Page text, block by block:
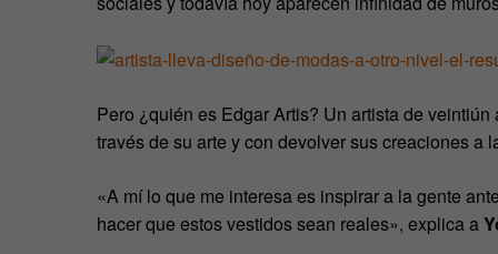
Pero ¿quién es Edgar Artis? Un artista de
través de su arte y con devolver sus creaciones a
«A mí lo que me interesa es inspirar a la gente
hacer que estos vestidos sean reales», explica a